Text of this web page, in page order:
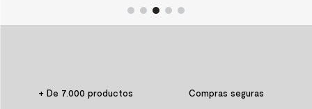
+ De 7.000 productos Compras seguras